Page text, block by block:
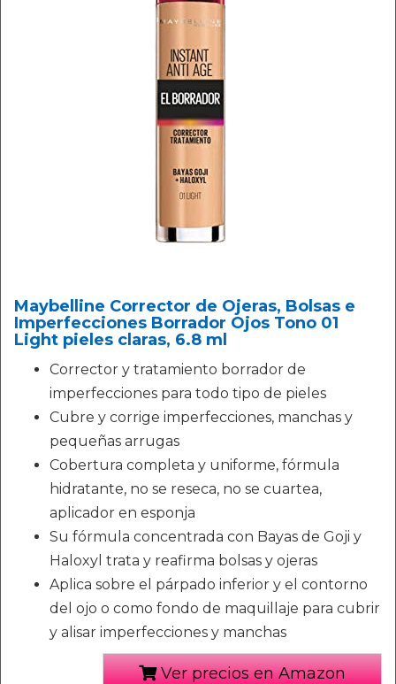
Maybelline Corrector de Ojeras, Bolsas e
Imperfecciones Borrador Ojos Tono 01
Light pieles claras, 6.8 ml
Corrector y tratamiento borrador de
imperfecciones para todo tipo de pieles
Cubre y corrige imperfecciones, manchas y
pequeñas arrugas
Cobertura completa y uniforme, fórmula
hidratante, no se reseca, no se cuartea,
aplicador en esponja
Su fórmula concentrada con Bayas de Goji y
Haloxyl trata y reafirma bolsas y ojeras
Aplica sobre el párpado inferior y el contorno
del ojo o como fondo de maquillaje para cubrir
y alisar imperfecciones y manchas
Ver precios en Amazon